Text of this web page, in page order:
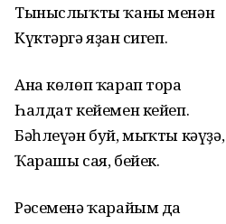
Тыныслыҡты ҡаны менән
Күктәргә яҙған сигеп.
Ана көлөп ҡарап тора
Һалдат кейемен кейеп.
Бәһлеүән буй, мыҡты кәүҙә,
Ҡарашы сая, бейек.
Рәсеменә ҡарайым да